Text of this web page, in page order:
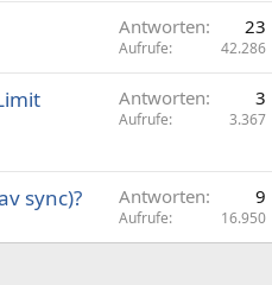
Antworten 23
Aufrufe 42.286
Antworten 3
Aufrufe 3.367
sync)? Antworten 9
Aufrufe 16.950